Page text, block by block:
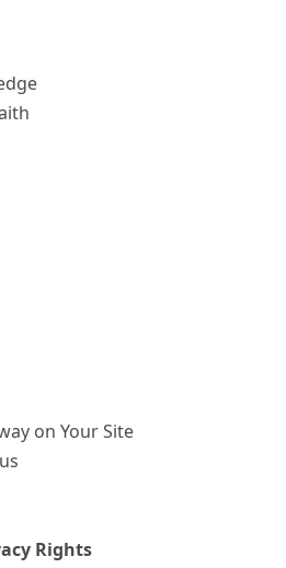
on Your Site
Rights